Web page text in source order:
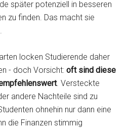
später potenziell in besseren
zu finden. Das macht sie
locken Studierende daher
- doch Vorsicht:oft sind diese
. Versteckte
andere Nachteile sind zu
ohnehin nur dann eine
die Finanzen stimmig